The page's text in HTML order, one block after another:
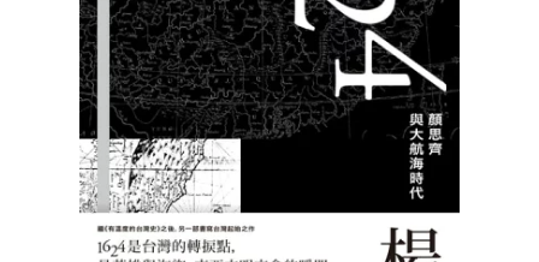
女裝 男裝 化妝保養 情趣用品
日本購物 電子/紙本書
HOT